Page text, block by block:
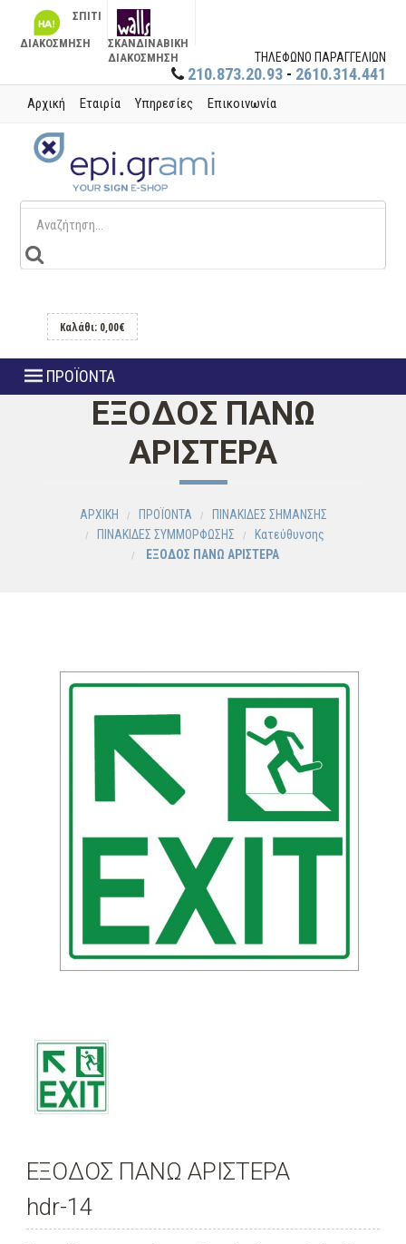
ΣΠΙΤΙ
ΔΙΑΚΟΣΜΗΣΗ
ΣΚΑΝΔΙΝΑΒΙΚΗ
ΔΙΑΚΟΣΜΗΣΗ
ΤΗΛΕΦΩΝΟ ΠΑΡΑΓΓΕΛΙΩΝ
210.873.20.93 - 2610.314.441
Αρχική Εταιρία Υπηρεσίες Επικοινωνία
Καλάθι: 0,00€
ΠΡΟΪΟΝΤΑ
ΕΞΟΔΟΣ ΠΑΝΩ
ΑΡΙΣΤΕΡΑ
ΑΡΧΙΚΗ ΠΡΟΪΟΝΤΑ
ΠΙΝΑΚΙΔΕΣ ΣΗΜΑΝΣΗΣ
ΠΙΝΑΚΙΔΕΣ ΣΥΜΜΟΡΦΩΣΗΣ
Κατεύθυνσης
ΕΞΟΔΟΣ ΠΑΝΩ ΑΡΙΣΤΕΡΑ
ΕΞΟΔΟΣ ΠΑΝΩ ΑΡΙΣΤΕΡΑ
hdr-14